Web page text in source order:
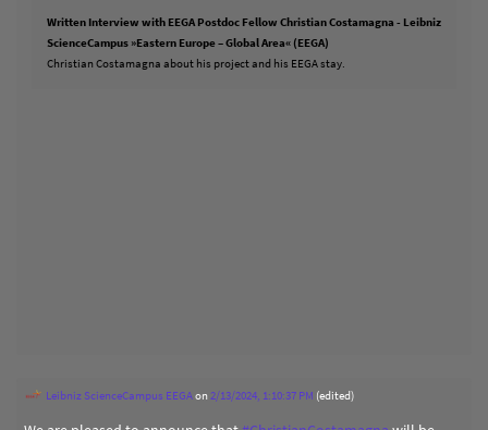
Written Interview with EEGA Postdoc Fellow Christian Costamagna - Leibniz
ScienceCampus »Eastern Europe – Global Area« (EEGA)
Christian Costamagna about his project and his EEGA stay.
Leibniz ScienceCampus EEGAon2/13/2024, 1:10:37 PM (edited)